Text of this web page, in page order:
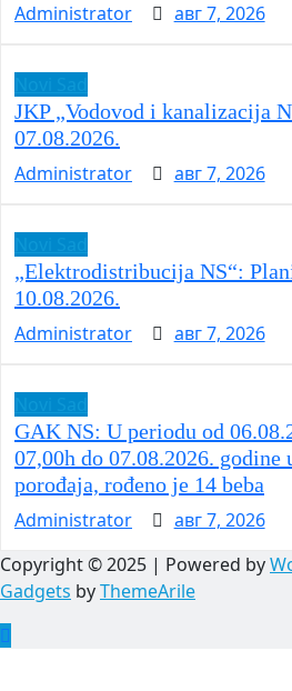
Administrator
авг 7, 2026
JKP „Vodovod i kanalizacija
07.08.2026.
Administrator
авг 7, 2026
„Elektrodistribucija NS“:
10.08.2026.
Administrator
авг 7, 2026
GAK NS: U periodu od
07,00h do 07.08.2026. godine
porođaja, rođeno je 14 beba
Administrator
авг 7, 2026
Copyright © 2025 | Powered by
Gadgets byThemeArile